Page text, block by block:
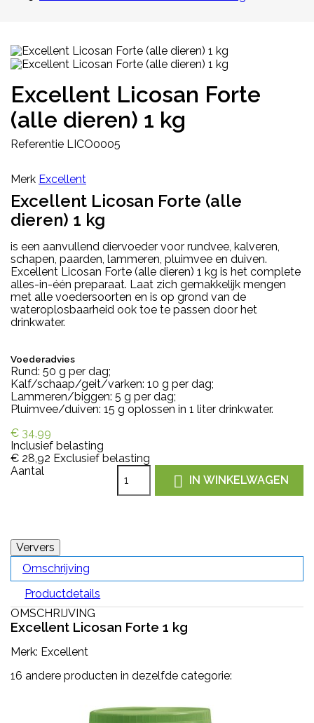
Excellent Licosan Forte
(alle dieren) 1 kg
Referentie LICO0005
Merk Excellent
Excellent Licosan Forte (alle
dieren) 1 kg
is een aanvullend diervoeder voor rundvee, kalveren,
schapen, paarden, lammeren, pluimvee en duiven.
Excellent Licosan Forte (alle dieren) 1 kg is het complete
alles-in-één preparaat. Laat zich gemakkelijk mengen
met alle voedersoorten en is op grond van de
wateroplosbaarheid ook toe te passen door het
drinkwater.
Voederadvies
Rund: 50 g per dag;
Kalf/schaap/geit/varken: 10 g per dag;
Lammeren/biggen: 5 g per dag;
Pluimvee/duiven: 15 g oplossen in 1 liter drinkwater.
€ 34,99
Inclusief belasting
€ 28,92 Exclusief belasting
Aantal
 IN WINKELWAGEN
Omschrijving
Productdetails
OMSCHRIJVING
Excellent Licosan Forte 1 kg
Merk: Excellent
16 andere producten in dezelfde categorie: